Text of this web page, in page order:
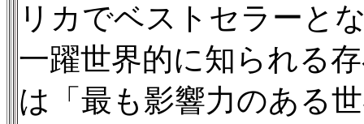
リカでベストセラーと
一躍世界的に知られる
は「最も影響力のある